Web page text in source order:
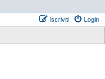
Login
Iscriviti